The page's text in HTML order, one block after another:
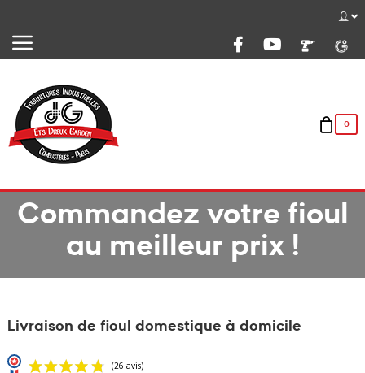
navigation
0
Commandez votre fioul
au meilleur prix !
Livraison de fioul domestique à domicile